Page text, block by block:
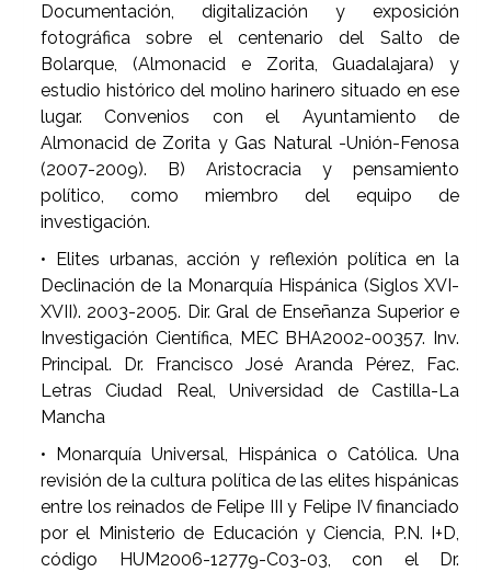
Documentación, digitalización y exposición
fotográfica sobre el centenario del Salto de
Bolarque, (Almonacid e Zorita, Guadalajara) y
estudio histórico del molino harinero situado en ese
lugar. Convenios con el Ayuntamiento de
Almonacid de Zorita y Gas Natural -Unión-Fenosa
(2007-2009). B) Aristocracia y pensamiento
político, como miembro del equipo de
investigación.
• Elites urbanas, acción y reflexión política en la
Declinación de la Monarquía Hispánica (Siglos XVI-
XVII). 2003-2005. Dir. Gral de Enseñanza Superior e
Investigación Científica, MEC BHA2002-00357. Inv.
Principal. Dr. Francisco José Aranda Pérez, Fac.
Letras Ciudad Real, Universidad de Castilla-La
Mancha
• Monarquía Universal, Hispánica o Católica. Una
revisión de la cultura política de las elites hispánicas
entre los reinados de Felipe III y Felipe IV financiado
por el Ministerio de Educación y Ciencia, P.N. I+D,
código HUM2006-12779-C03-03, con el Dr.